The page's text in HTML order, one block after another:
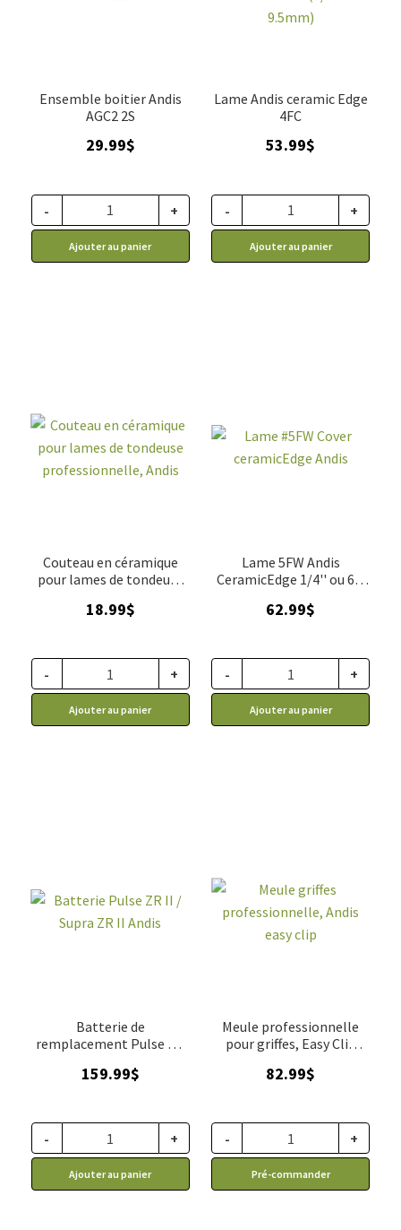
Ensemble boitier Andis
AGC2 2S
29.99$
- +
Ajouter au panier
Lame Andis ceramic Edge
4FC
53.99$
- +
Ajouter au panier
Couteau en céramique
pour lames de tondeuse
#50, Andis
18.99$
- +
Ajouter au panier
Lame 5FW Andis
CeramicEdge 1/4'' ou 6.3
62.99$
- +
Ajouter au panier
Batterie de
remplacement Pulse ZR
159.99$
- +
Ajouter au panier
Meule professionnelle
pour griffes, Easy Clip
82.99$
- +
Pré-commander